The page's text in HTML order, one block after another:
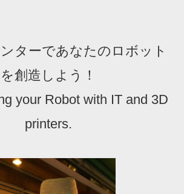
ターであなたのロボット
を創造しよう！
your Robot with IT and 3D
printers.